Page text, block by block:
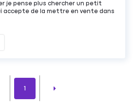
je pense plus chercher un petit
accepte de la mettre en vente dans
1